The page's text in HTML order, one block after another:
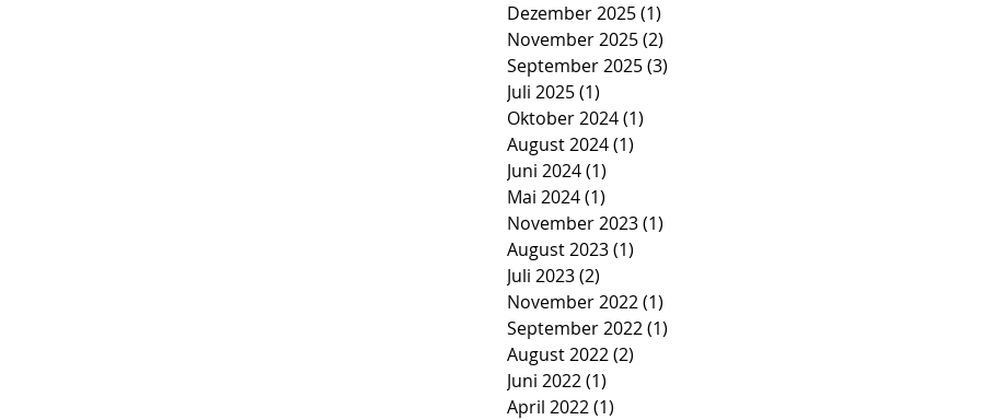
Dezember 2025(1)
November 2025(2)
September 2025(3)
Juli 2025(1)
Oktober 2024(1)
August 2024(1)
Juni 2024(1)
Mai 2024(1)
November 2023(1)
August 2023(1)
Juli 2023(2)
November 2022(1)
September 2022(1)
August 2022(2)
Juni 2022(1)
April 2022(1)